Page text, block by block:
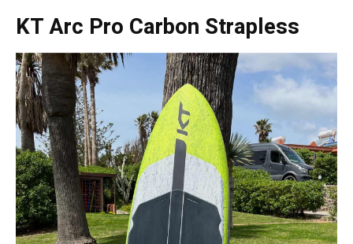
KT Arc Pro Carbon Strapless